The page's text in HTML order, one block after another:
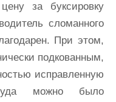
за буксировку
сломанного
При этом,
подкованным,
исправленную
можно было